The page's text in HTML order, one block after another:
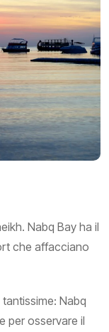
Nabq Bay ha il
che affacciano
Nabq
per osservare il